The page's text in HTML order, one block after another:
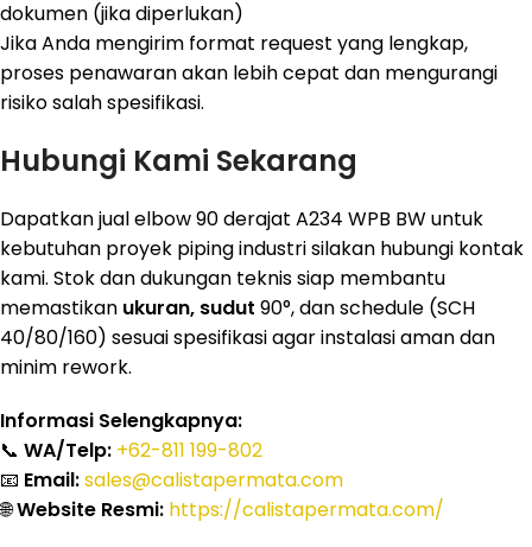
dokumen (jika diperlukan)
Jika Anda mengirim format request yang lengkap,
proses penawaran akan lebih cepat dan mengurangi
risiko salah spesifikasi.
Hubungi Kami Sekarang
Dapatkan jual elbow 90 derajat A234 WPB BW untuk
kebutuhan proyek piping industri silakan hubungi kontak
kami. Stok dan dukungan teknis siap membantu
memastikan ukuran, sudut 90°, dan schedule (SCH
40/80/160) sesuai spesifikasi agar instalasi aman dan
minim rework.
Informasi Selengkapnya:
📞 WA/Telp: +62-811 199-802
📧 Email:sales@calistapermata.com
🌐Website Resmi: https://calistapermata.com/